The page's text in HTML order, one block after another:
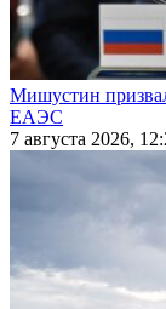
Мишустин призвал
ЕАЭС
7 августа 2026,